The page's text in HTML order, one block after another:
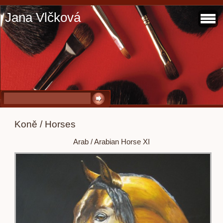
Jana Vlčková
Koně / Horses
Arab / Arabian Horse XI